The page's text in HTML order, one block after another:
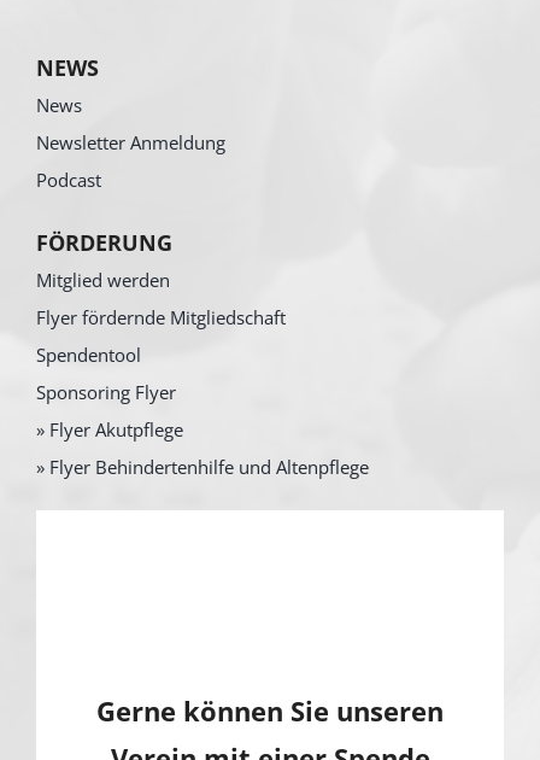
NEWS
News
Newsletter Anmeldung
Podcast
FÖRDERUNG
Mitglied werden
Flyer fördernde Mitgliedschaft
Spendentool
Sponsoring Flyer
» Flyer Akutpflege
» Flyer Behindertenhilfe und Altenpflege
Gerne können Sie unseren